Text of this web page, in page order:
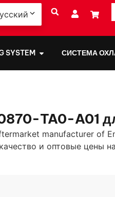
SYSTEM СИСТЕМА
TA0-A01
manufacturer of
и оптовые цены